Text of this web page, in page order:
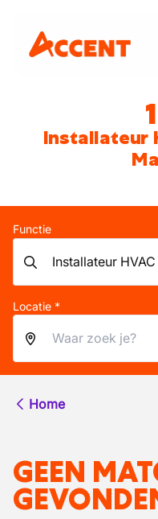
Installateur
Functie
Locatie *
Home
GEEN